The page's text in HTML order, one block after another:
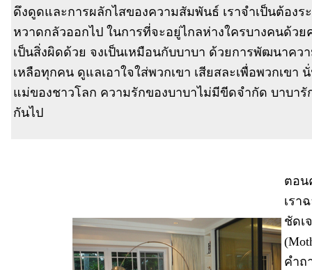
ดึงดูดและการผลักไสของความสัมพันธ์ เราจำเป็นต้องร
หวาดกลัวออกไป ในการที่จะอยู่ไกลห่างใครบางคนด้ว
เป็นสิ่งผิดด้วย จงเป็นเหมือนกับบาบา ด้วยการพัฒนาค
เหลือทุกคน ดูแลเอาใจใส่พวกเขา เสียสละเพื่อพวกเข
แม่ของชาวโลก ความรักของบาบาไม่มีขีดจำกัด บาบา
กันไป
ตอน
เรา
ชัดเ
คำถ